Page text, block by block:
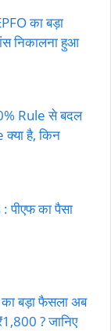
का बड़ा
निकालना हुआ
Rule से बदल
क्या है, किन
का पैसा
बड़ा फैसला अब
? जानिए